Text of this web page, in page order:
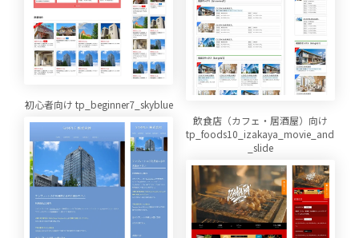
初心者向け tp_beginner7_skyblue
飲食店（カフェ・居酒屋）向け
tp_foods10_izakaya_movie_and
_slide